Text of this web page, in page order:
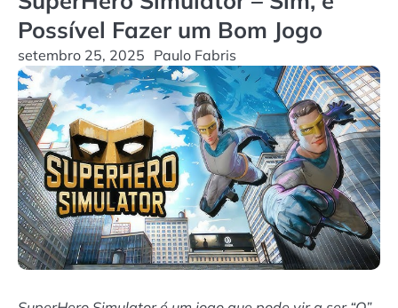
Possível Fazer um Bom Jogo
setembro 25, 2025 Paulo Fabris